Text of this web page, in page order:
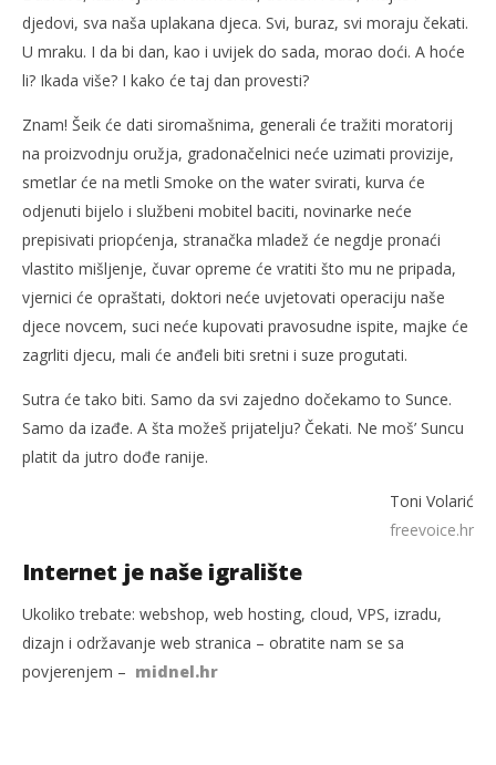
djedovi, sva naša uplakana djeca. Svi, buraz, svi moraju čekati.
U mraku. I da bi dan, kao i uvijek do sada, morao doći. A hoće
li? Ikada više? I kako će taj dan provesti?
Znam! Šeik će dati siromašnima, generali će tražiti moratorij
na proizvodnju oružja, gradonačelnici neće uzimati provizije,
smetlar će na metli Smoke on the water svirati, kurva će
odjenuti bijelo i službeni mobitel baciti, novinarke neće
prepisivati priopćenja, stranačka mladež će negdje pronaći
vlastito mišljenje, čuvar opreme će vratiti što mu ne pripada,
vjernici će opraštati, doktori neće uvjetovati operaciju naše
djece novcem, suci neće kupovati pravosudne ispite, majke će
zagrliti djecu, mali će anđeli biti sretni i suze progutati.
Sutra će tako biti. Samo da svi zajedno dočekamo to Sunce.
Samo da izađe. A šta možeš prijatelju? Čekati. Ne moš’ Suncu
platit da jutro dođe ranije.
Toni Volarić
freevoice.hr
Internet je naše igralište
Ukoliko trebate: webshop, web hosting, cloud, VPS, izradu,
dizajn i održavanje web stranica – obratite nam se sa
povjerenjem – midnel.hr